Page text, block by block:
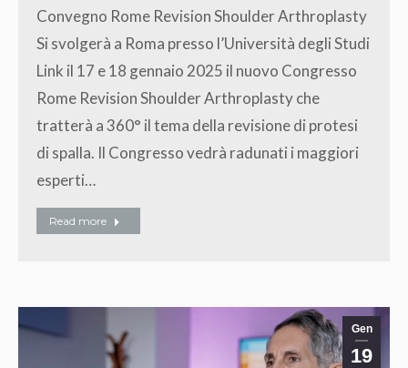
Convegno Rome Revision Shoulder Arthroplasty
Si svolgerà a Roma presso l’Università degli Studi
Link il 17 e 18 gennaio 2025 il nuovo Congresso
Rome Revision Shoulder Arthroplasty che
tratterà a 360° il tema della revisione di protesi
di spalla. Il Congresso vedrà radunati i maggiori
esperti…
Read more
Gen
19